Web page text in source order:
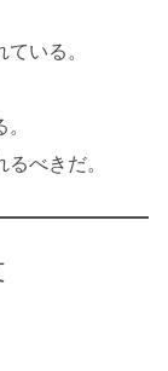
いる。
べきだ。